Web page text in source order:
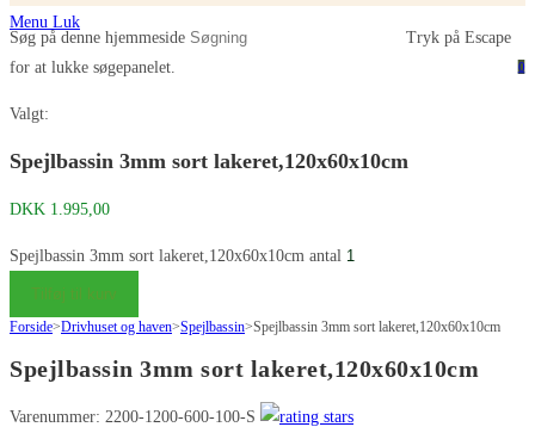
0
Menu Luk
Søg på denne hjemmeside
Tryk på Escape
for at lukke søgepanelet.
Valgt:
Spejlbassin 3mm sort lakeret,120x60x10cm
DKK 1.995,00
Spejlbassin 3mm sort lakeret,120x60x10cm antal
Tilføj til kurv
Forside>Drivhuset og haven>Spejlbassin>Spejlbassin 3mm sort lakeret,120x60x10cm
Spejlbassin 3mm sort lakeret,120x60x10cm
Varenummer: 2200-1200-600-100-S